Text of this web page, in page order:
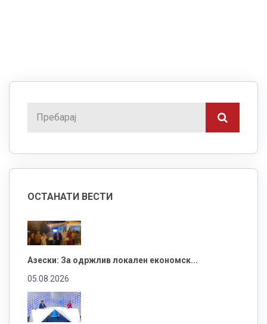
ОСТАНАТИ ВЕСТИ
Азески: За одржлив локален економск...
05.08.2026